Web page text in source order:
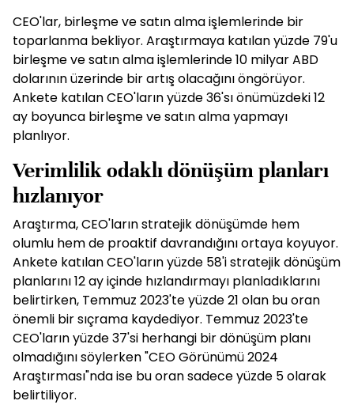
CEO'lar, birleşme ve satın alma işlemlerinde bir
toparlanma bekliyor. Araştırmaya katılan yüzde 79'u
birleşme ve satın alma işlemlerinde 10 milyar ABD
dolarının üzerinde bir artış olacağını öngörüyor.
Ankete katılan CEO'ların yüzde 36'sı önümüzdeki 12
ay boyunca birleşme ve satın alma yapmayı
planlıyor.
Verimlilik odaklı dönüşüm planları
hızlanıyor
Araştırma, CEO'ların stratejik dönüşümde hem
olumlu hem de proaktif davrandığını ortaya koyuyor.
Ankete katılan CEO'ların yüzde 58'i stratejik dönüşüm
planlarını 12 ay içinde hızlandırmayı planladıklarını
belirtirken, Temmuz 2023'te yüzde 21 olan bu oran
önemli bir sıçrama kaydediyor. Temmuz 2023'te
CEO'ların yüzde 37'si herhangi bir dönüşüm planı
olmadığını söylerken "CEO Görünümü 2024
Araştırması"nda ise bu oran sadece yüzde 5 olarak
belirtiliyor.